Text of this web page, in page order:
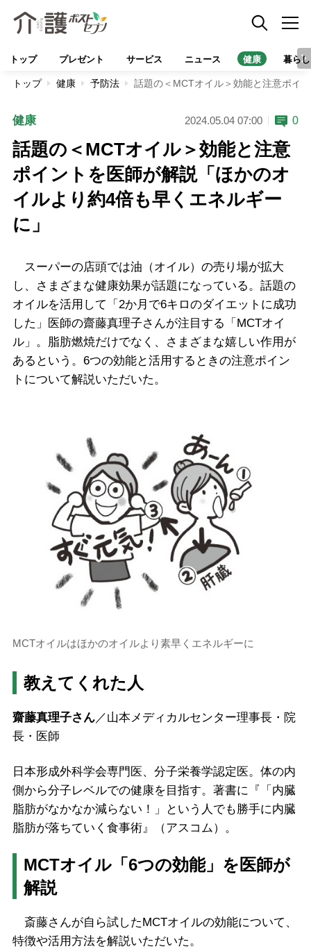
トップ プレゼント サービス ニュース 健康 暮らし
トップ 健康 予防法 話題の＜MCTオイル＞効能と注意ポイ
健康 2024.05.04 07:00 0
話題の＜MCTオイル＞効能と注意
ポイントを医師が解説「ほかのオ
イルより約4倍も早くエネルギー
に」
スーパーの店頭では油（オイル）の売り場が拡大
し、さまざまな健康効果が話題になっている。話題の
オイルを活用して「2か月で6キロのダイエットに成功
した」医師の齋藤真理子さんが注目する「MCTオイ
ル」。脂肪燃焼だけでなく、さまざまな嬉しい作用が
あるという。6つの効能と活用するときの注意ポイン
トについて解説いただいた。
MCTオイルはほかのオイルより素早くエネルギーに
教えてくれた人
齋藤真理子さん／山本メディカルセンター理事長・院
長・医師
日本形成外科学会専門医、分子栄養学認定医。体の内
側から分子レベルでの健康を目指す。著書に『「内臓
脂肪がなかなか減らない！」という人でも勝手に内臓
脂肪が落ちていく食事術』（アスコム）。
MCTオイル「6つの効能」を医師が
解説
斎藤さんが自ら試したMCTオイルの効能について、
特徴や活用方法を解説いただいた。